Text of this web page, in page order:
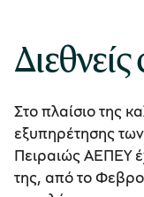
Στο πλαίσιο της
εξυπηρέτησης
Πειραιώς ΑΕΠΕΥ
της, από το